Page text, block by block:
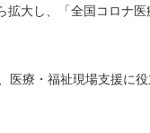
拡大し、「全国コロナ医
医療・福祉現場支援に